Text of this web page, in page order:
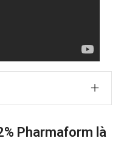
Pharmaform là